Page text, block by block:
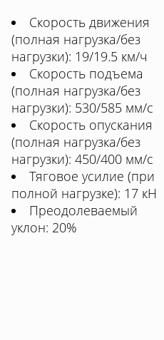
Скорость движения
(полная нагрузка/без
нагрузки): 19/19.5 км/ч
Скорость подъема
(полная нагрузка/без
нагрузки): 530/585 мм/с
Скорость опускания
(полная нагрузка/без
нагрузки): 450/400 мм/с
Тяговое усилие (при
полной нагрузке): 17 кН
Преодолеваемый
уклон: 20%